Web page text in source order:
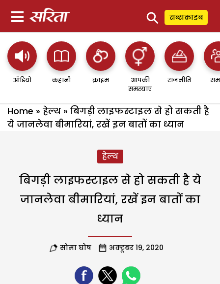
⚲ सब्सक्राइब
ऑडियो कहानी क्राइम
आपकी
समस्याएं
राजनीति
Home » हेल्थ » बिगड़ी लाइफस्टाइल से हो सकती है
ये जानलेवा बीमारियां, रखें इन बातों का ध्यान
हेल्थ
बिगड़ी लाइफस्टाइल से हो सकती है ये
जानलेवा बीमारियां, रखें इन बातों का
ध्यान
सोमा घोष अक्टूबर 19, 2020